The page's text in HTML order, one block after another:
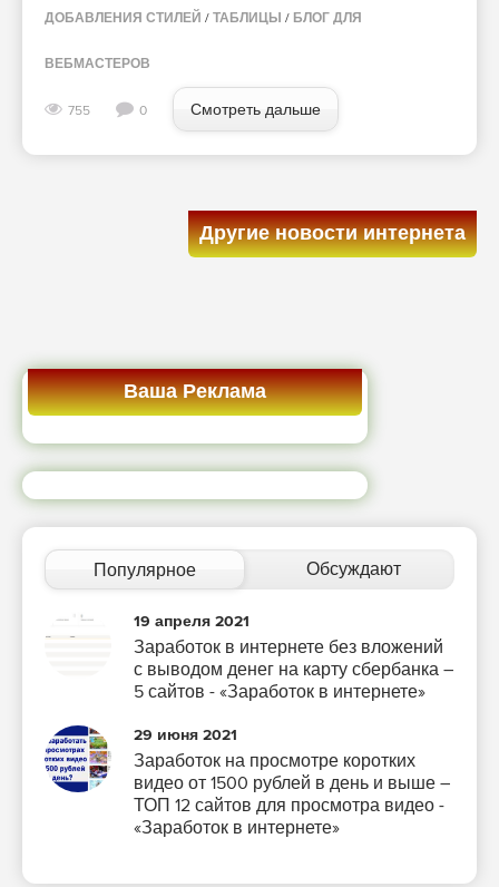
ДОБАВЛЕНИЯ СТИЛЕЙ / ТАБЛИЦЫ / БЛОГ ДЛЯ
ВЕБМАСТЕРОВ
755 0 Смотреть дальше
Другие новости интернета
Ваша Реклама
Популярное Обсуждают
19 апреля 2021
Заработок в интернете без вложений
с выводом денег на карту сбербанка –
5 сайтов - «Заработок в интернете»
29 июня 2021
Заработок на просмотре коротких
видео от 1500 рублей в день и выше –
ТОП 12 сайтов для просмотра видео -
«Заработок в интернете»